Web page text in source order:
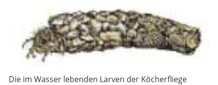
Die im Wasser lebenden Larven der Köcherfliege